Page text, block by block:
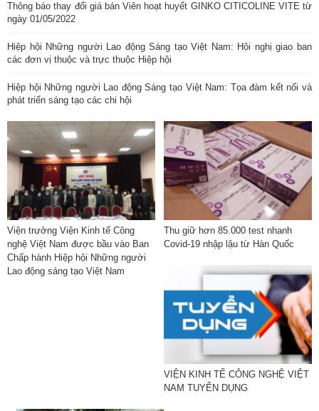
Thông báo thay đổi giá bán Viên hoạt huyết GINKO CITICOLINE VITE từ
ngày 01/05/2022
Hiệp hội Những người Lao động Sáng tạo Việt Nam: Hội nghị giao ban
các đơn vị thuộc và trực thuộc Hiệp hội
Hiệp hội Những người Lao động Sáng tạo Việt Nam: Tọa đàm kết nối và
phát triển sáng tạo các chi hội
Viện trưởng Viện Kinh tế Công
nghệ Việt Nam được bầu vào Ban
Chấp hành Hiệp hội Những người
Lao động sáng tạo Việt Nam
Thu giữ hơn 85.000 test nhanh
Covid-19 nhập lậu từ Hàn Quốc
VIỆN KINH TẾ CÔNG NGHỆ VIỆT
NAM TUYỂN DỤNG